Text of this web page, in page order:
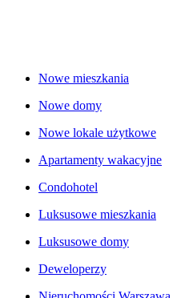
Nowe mieszkania
Nowe domy
Nowe lokale użytkowe
Apartamenty wakacyjne
Condohotel
Luksusowe mieszkania
Luksusowe domy
Deweloperzy